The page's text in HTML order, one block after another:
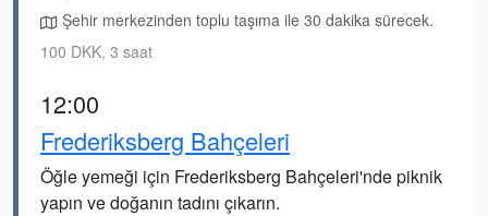
Şehir merkezinden toplu taşıma ile 30 dakika sürecek.
100 DKK, 3 saat
12:00
Frederiksberg Bahçeleri
Öğle yemeği için Frederiksberg Bahçeleri'nde piknik
yapın ve doğanın tadını çıkarın.